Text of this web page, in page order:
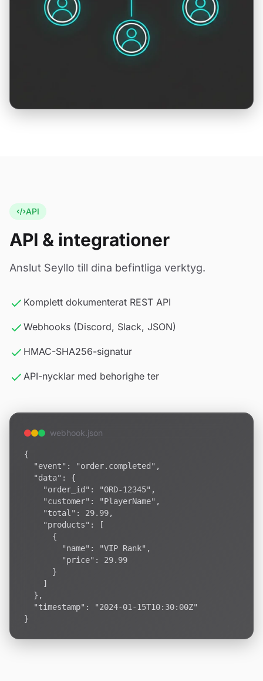
webhook.json
{
  "event": "order.completed",
  "data": {
    "order_id": "ORD-12345",
    "customer": "PlayerName",
    "total": 29.99,
    "products": [
      {
        "name": "VIP Rank",
        "price": 29.99
      }
    ]
  },
  "timestamp": "2024-01-15T10:30:00Z"
}
API
API & integrationer
Anslut Seyllo till dina befintliga verktyg.
Komplett dokumenterat REST API
Webhooks (Discord, Slack, JSON)
HMAC-SHA256-signatur
API-nycklar med behorighe ter